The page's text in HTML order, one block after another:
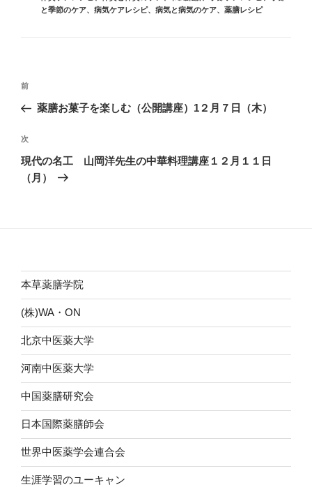
テ
と季節のケア、 病気ケアレシピ、 病気と病気のケア、 薬膳レシピ
投
ナ
ビ
ゲ
ー
前
の
稿
前
薬膳お菓子を楽しむ（公開講座）1２月７日（木）
次
の
投
次
現代の名工 山岡洋先生の中華料理講座１２月１１日
（月）
本草薬膳学院
(株)WA・ON
北京中医薬大学
河南中医薬大学
中国薬膳研究会
日本国際薬膳師会
世界中医薬学会連合会
生涯学習のユーキャン